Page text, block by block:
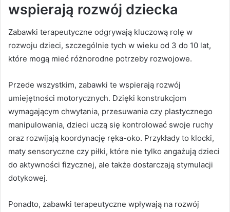
wspierają rozwój dziecka
Zabawki terapeutyczne odgrywają kluczową rolę w
rozwoju dzieci, szczególnie tych w wieku od 3 do 10 lat,
które mogą mieć różnorodne potrzeby rozwojowe.
Przede wszystkim, zabawki te wspierają rozwój
umiejętności motorycznych. Dzięki konstrukcjom
wymagającym chwytania, przesuwania czy plastycznego
manipulowania, dzieci uczą się kontrolować swoje ruchy
oraz rozwijają koordynację ręka-oko. Przykłady to klocki,
maty sensoryczne czy piłki, które nie tylko angażują dzieci
do aktywności fizycznej, ale także dostarczają stymulacji
dotykowej.
Ponadto, zabawki terapeutyczne wpływają na rozwój